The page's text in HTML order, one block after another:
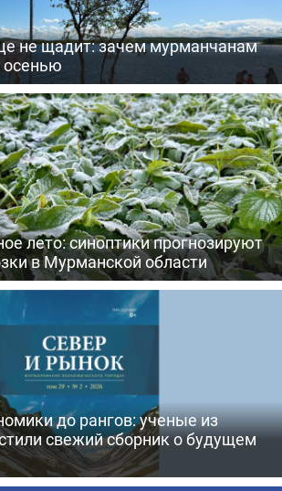
не щадит: зачем мурманчанам
осенью
лето: синоптики прогнозируют
в Мурманской области
до рангов: ученые из
свежий сборник о будущем